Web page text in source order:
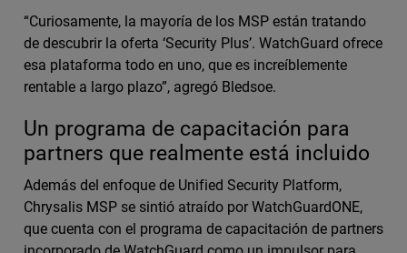
“Curiosamente, la mayoría de los MSP están tratando
de descubrir la oferta ‘Security Plus’. WatchGuard ofrece
esa plataforma todo en uno, que es increíblemente
rentable a largo plazo”, agregó Bledsoe.
Un programa de capacitación para
partners que realmente está incluido
Además del enfoque de Unified Security Platform,
Chrysalis MSP se sintió atraído por WatchGuardONE,
que cuenta con el programa de capacitación de partners